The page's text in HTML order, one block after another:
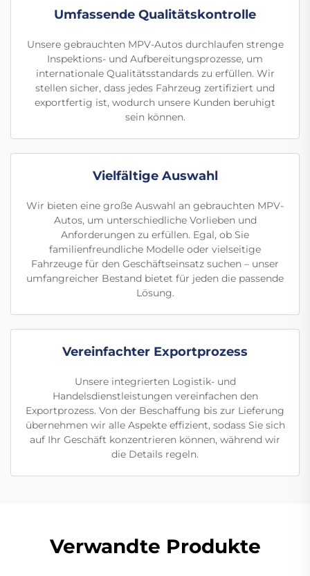
Umfassende Qualitätskontrolle
Unsere gebrauchten MPV-Autos durchlaufen strenge
Inspektions- und Aufbereitungsprozesse, um
internationale Qualitätsstandards zu erfüllen. Wir
stellen sicher, dass jedes Fahrzeug zertifiziert und
exportfertig ist, wodurch unsere Kunden beruhigt
sein können.
Vielfältige Auswahl
Wir bieten eine große Auswahl an gebrauchten MPV-
Autos, um unterschiedliche Vorlieben und
Anforderungen zu erfüllen. Egal, ob Sie
familienfreundliche Modelle oder vielseitige
Fahrzeuge für den Geschäftseinsatz suchen – unser
umfangreicher Bestand bietet für jeden die passende
Lösung.
Vereinfachter Exportprozess
Unsere integrierten Logistik- und
Handelsdienstleistungen vereinfachen den
Exportprozess. Von der Beschaffung bis zur Lieferung
übernehmen wir alle Aspekte effizient, sodass Sie sich
auf Ihr Geschäft konzentrieren können, während wir
die Details regeln.
Verwandte Produkte